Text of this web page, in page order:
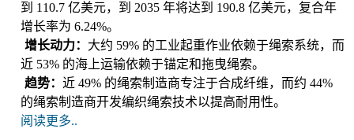
到 110.7 亿美元，到 2035 年将达到 190.8 亿美元，复合年
增长率为 6.24%。
增长动力： 大约 59% 的工业起重作业依赖于绳索系统，而
近 53% 的海上运输依赖于锚定和拖曳绳索。
趋势： 近 49% 的绳索制造商专注于合成纤维，而约 44%
的绳索制造商开发编织绳索技术以提高耐用性。
阅读更多..